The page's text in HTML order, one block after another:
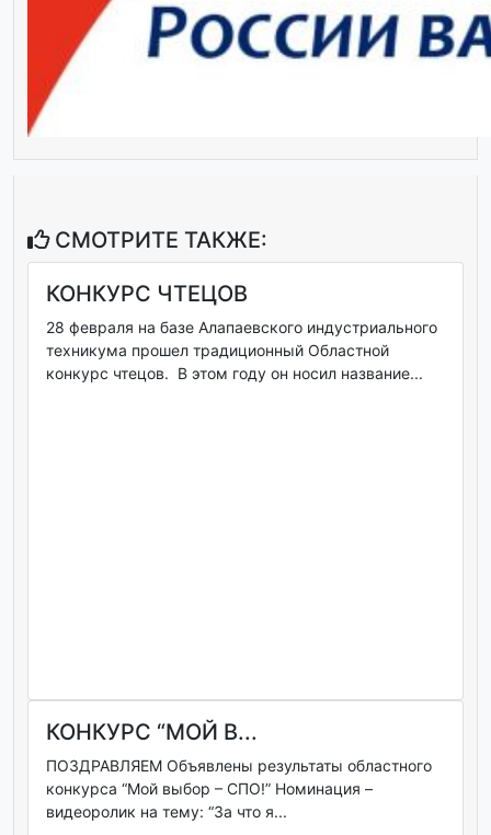
СМОТРИТЕ ТАКЖЕ:
КОНКУРС ЧТЕЦОВ
28 февраля на базе Алапаевского индустриального
техникума прошел традиционный Областной
конкурс чтецов. В этом году он носил название...
КОНКУРС “МОЙ В...
ПОЗДРАВЛЯЕМ Объявлены результаты областного
конкурса “Мой выбор – СПО!” Номинация –
видеоролик на тему: “За что я...